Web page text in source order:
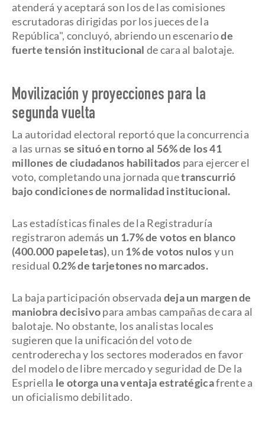
atenderá y aceptará son los de las comisiones
escrutadoras dirigidas por los jueces de la
República", concluyó, abriendo un escenariode
fuerte tensión institucional de cara al balotaje.
Movilización y proyecciones para la
segunda vuelta
La autoridad electoral reportó que la concurrencia
a las urnas se situó en torno al 56% de los 41
millones de ciudadanos habilitados para ejercer el
voto, completando una jornada quetranscurrió
bajo condiciones de normalidad institucional.
Las estadísticas finales de la Registraduría
registraron además un 1.7% de votos en blanco
(400.000 papeletas), un 1% de votos nulosy un
residual 0.2% de tarjetones no marcados.
La baja participación observada deja un margen de
maniobra decisivopara ambas campañas de cara al
balotaje. No obstante, los analistas locales
sugieren que la unificación del voto de
centroderecha y los sectores moderados en favor
del modelo de libre mercado y seguridad de De la
Espriella le otorga una ventaja estratégicafrente a
un oficialismo debilitado.